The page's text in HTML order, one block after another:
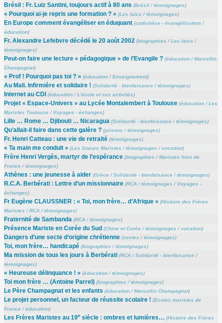
Brésil : Fr. Luiz Santini, toujours actif à 80 ans (Brésil/témoignages)
« Pourquoi ai-je repris une formation ? » (Les laïcs /témoignages)
En Europe comment évangéliser en éduquant (catéchèse - évangélisation/
éducation)
Fr. Alexandre Lefebvre décédé le 20 août 2002 (biographies /Les laïcs /
témoignages)
Peut-on faire une lecture « pédagogique » de l’Evangile ? (éducation/Marcellin
Champagnat)
« Prof ! Pourquoi pas toi ? » (éducation/Enseignement)
Au Mali. Infirmière et solidaire ! (Solidarité - bienfaisance/témoignages)
Internet au CDI (éducation/L’école et ses activités)
Projet « Espace-Univers » au Lycée Montalembert à Toulouse (éducation/Les
Maristes Toulouse/ Voyages - échanges)
Lille … Rome … Djibouti … Nicaragua (Solidarité - bienfaisance/témoignages)
Qu’allait-il faire dans cette galère ? (prisons /témoignages)
Fr. Henri Catteau : une vie de retraité (témoignages)
« Ta main me conduit » (Les Soeurs Maristes /témoignages /vocation)
Frère Henri Vergès, martyr de l’espérance (biographies /Maristes hors de
France/témoignages)
Athènes : une jeunesse à aider (Grèce/Solidarité - bienfaisance/témoignages)
R.C.A. Berbérati : Lettre d’un missionnaire (RCA/témoignages / Voyages -
échanges)
Fr Eugène CLAUSSNER : « Toi, mon frère… d’Afrique » (Histoire des Frères
Maristes /RCA/témoignages)
Fraternité de Sambanda (RCA/témoignages)
Présence Mariste en Corée du Sud (Chine et Corée/témoignages /vocation)
Dangers d’une secte d’origine chrétienne (sectes /témoignages)
Toi, mon frère… handicapé (biographies /témoignages)
Ma mission de tous les jours à Berbérati (RCA/Solidarité - bienfaisance/
témoignages)
« Heureuse délinquance ! » (éducation/témoignages)
Toi mon frère … (Antoine Parrel) (biographies /témoignages)
Le Père Champagnat et les enfants (éducation/Marcellin Champagnat)
Le projet personnel, un facteur de réussite scolaire ! (Ecoles maristes de
France/éducation)
Les Frères Maristes au 19esiècle : ombres et lumières… (Histoire des Frères